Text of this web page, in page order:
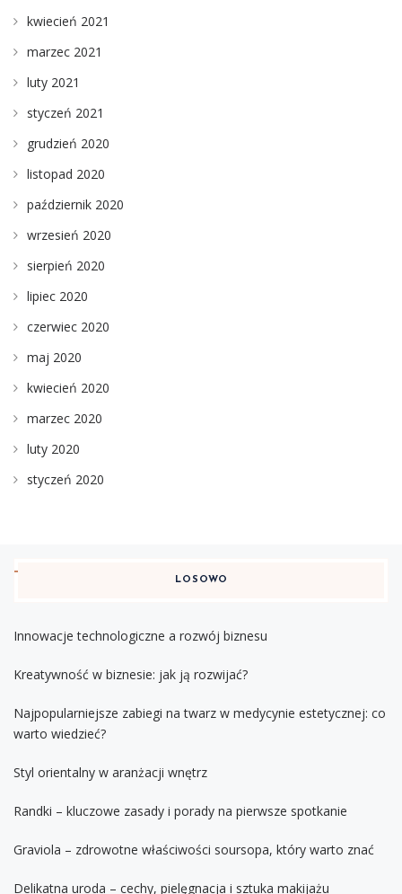
kwiecień 2021
marzec 2021
luty 2021
styczeń 2021
grudzień 2020
listopad 2020
październik 2020
wrzesień 2020
sierpień 2020
lipiec 2020
czerwiec 2020
maj 2020
kwiecień 2020
marzec 2020
luty 2020
styczeń 2020
LOSOWO
Innowacje technologiczne a rozwój biznesu
Kreatywność w biznesie: jak ją rozwijać?
Najpopularniejsze zabiegi na twarz w medycynie estetycznej: co
warto wiedzieć?
Styl orientalny w aranżacji wnętrz
Randki – kluczowe zasady i porady na pierwsze spotkanie
Graviola – zdrowotne właściwości soursopa, który warto znać
Delikatna uroda – cechy, pielęgnacja i sztuka makijażu